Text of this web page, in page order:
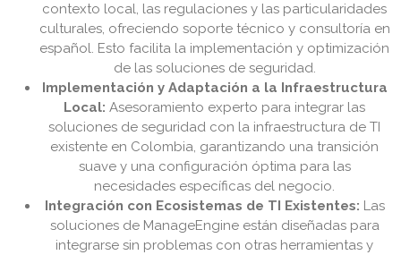
contexto local, las regulaciones y las particularidades
culturales, ofreciendo soporte técnico y consultoría en
español. Esto facilita la implementación y optimización
de las soluciones de seguridad.
Implementación y Adaptación a la Infraestructura
Local: Asesoramiento experto para integrar las
soluciones de seguridad con la infraestructura de TI
existente en Colombia, garantizando una transición
suave y una configuración óptima para las
necesidades específicas del negocio.
Integración con Ecosistemas de TI Existentes: Las
soluciones de ManageEngine están diseñadas para
integrarse sin problemas con otras herramientas y